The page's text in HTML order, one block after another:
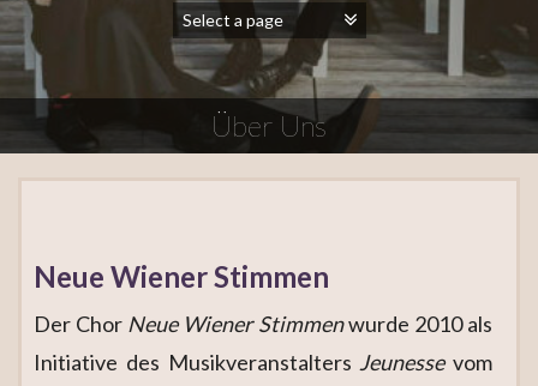
Über Uns
Neue Wiener Stimmen
Der Chor Neue Wiener Stimmenwurde 2010 als
Initiative des MusikveranstaltersJeunessevom